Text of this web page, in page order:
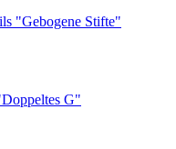
"Gebogene Stifte"
G"